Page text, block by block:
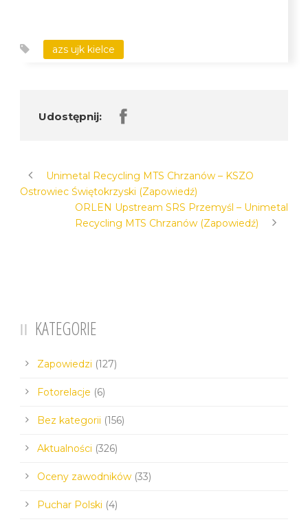
azs ujk kielce
Udostępnij:
Unimetal Recycling MTS Chrzanów – KSZO
Ostrowiec Świętokrzyski (Zapowiedź)
ORLEN Upstream SRS Przemyśl – Unimetal
Recycling MTS Chrzanów (Zapowiedź)
KATEGORIE
Zapowiedzi (127)
Fotorelacje (6)
Bez kategorii (156)
Aktualności (326)
Oceny zawodników (33)
Puchar Polski (4)